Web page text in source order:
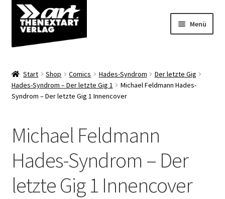
Zur
Navigation
springen
Zum
Inhalt
springen
Menü
Shop
Start Shop Comics Hades-Syndrom
Der letzte Gig
Hades-Syndrom – Der letzte Gig 1
Michael Feldmann Hades-
Syndrom – Der letzte Gig 1 Innencover
Michael Feldmann
Hades-Syndrom – Der
letzte Gig 1 Innencover